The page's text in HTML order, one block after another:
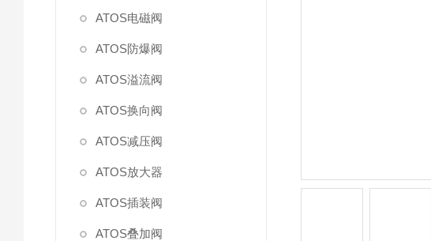
ATOS电磁阀
ATOS防爆阀
ATOS溢流阀
ATOS换向阀
ATOS减压阀
ATOS放大器
ATOS插装阀
ATOS叠加阀